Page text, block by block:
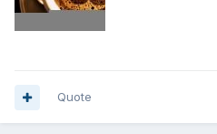
Quote